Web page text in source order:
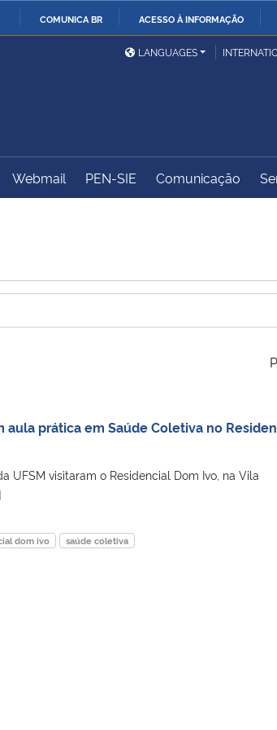
COMUNICA BR ACESSO À INFORMAÇÃO
Defesa
Ministério das Relações
Exteriores
Controladoria-Geral da
LANGUAGES
Webmail PEN-SIE Comunicação
aula prática em Saúde Coletiva no
UFSM visitaram o Residencial Dom Ivo, na Vila
dom ivo saúde coletiva